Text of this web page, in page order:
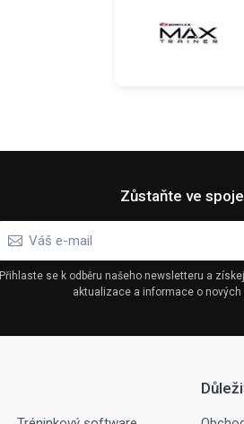
Zůstaňte ve
Přihlaste se k odběru našeho newsletteru a
aktualizace a informace o nových